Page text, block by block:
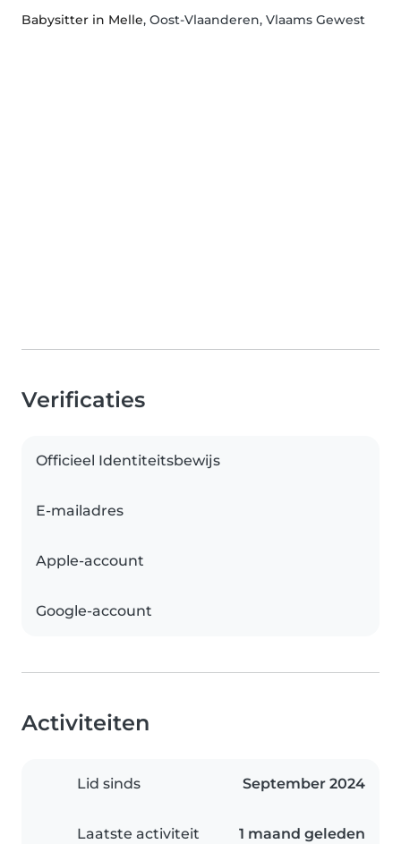
Babysitter in Melle, Oost-Vlaanderen, Vlaams Gewest
Verificaties
Officieel Identiteitsbewijs
E-mailadres
Apple-account
Google-account
Activiteiten
Lid sinds September 2024
Laatste activiteit 1 maand geleden